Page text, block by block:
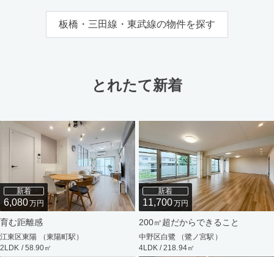
板橋・三田線・東武線の物件を探す
とれたて新着
新着
6,080万円
育む距離感
江東区東陽 （東陽町駅）
2LDK / 58.90㎡
新着
11,700万円
200㎡超だからできること
中野区白鷺 （鷺ノ宮駅）
4LDK / 218.94㎡